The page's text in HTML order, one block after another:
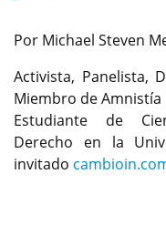
Por Michael Steven
Activista, Panelista,
Miembro de
Estudiante de
Derecho en la
invitado